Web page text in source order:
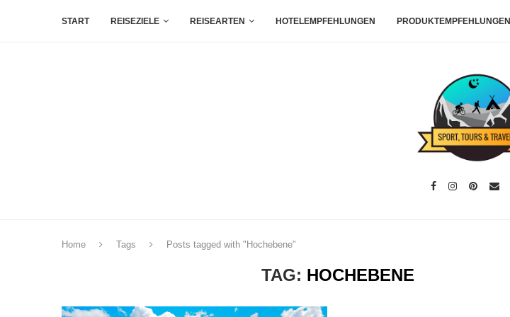
START REISEZIELE REISEARTEN HOTELEMPFEHLUNGEN PRODUKTEMPFEHLUNGEN
Home Tags Posts tagged with "Hochebene"
TAG: HOCHEBENE